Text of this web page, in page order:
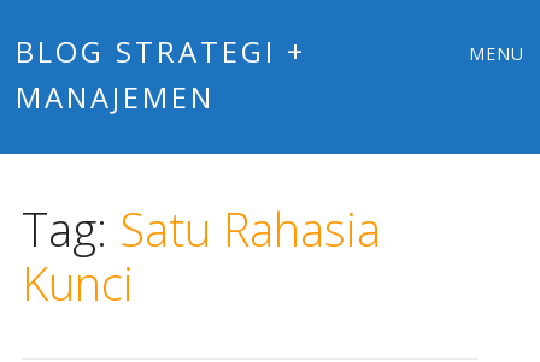
BLOG STRATEGI +
MANAJEMEN
MENU
Tag: Satu Rahasia
Kunci